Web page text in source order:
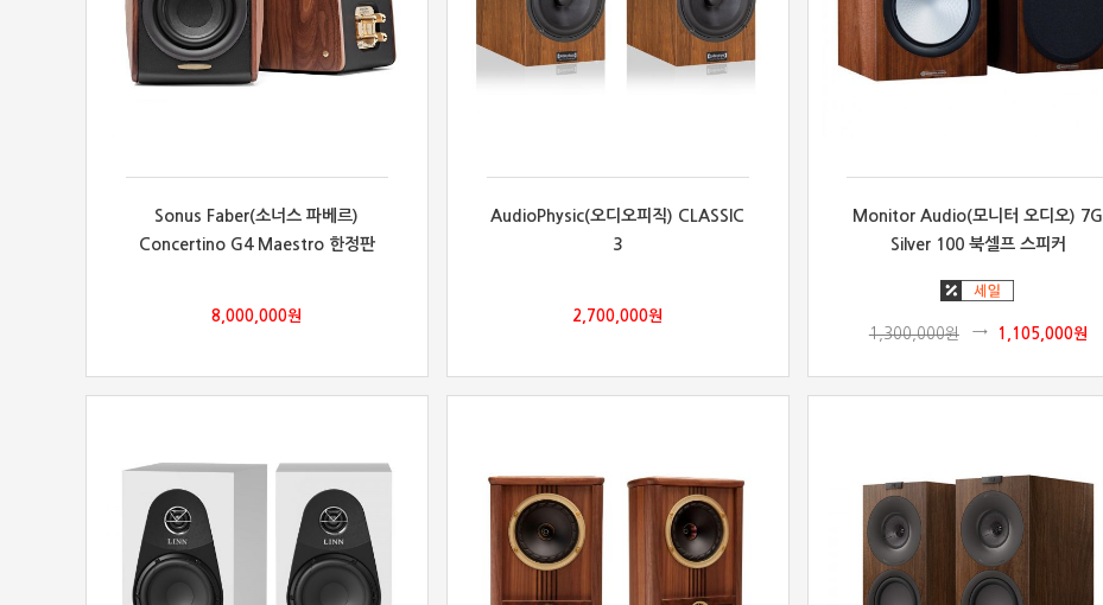
Sonus Faber(소너스 파베르)
Concertino G4 Maestro 한정판
8,000,000원
AudioPhysic(오디오피직) CLASSIC
3
2,700,000원
Monitor Audio(모니터 오디오) 7G
Silver 100 북셀프 스피커
1,300,000원 1,105,000원